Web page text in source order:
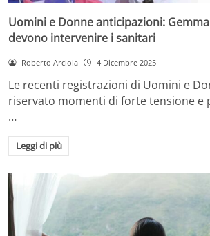
Uomini e Donne anticipazioni:
devono intervenire i sanitari
Roberto Arciola 4 Dicembre 2025
Le recenti registrazioni di Uomini e
riservato momenti di forte tensione e
…
Leggi di più